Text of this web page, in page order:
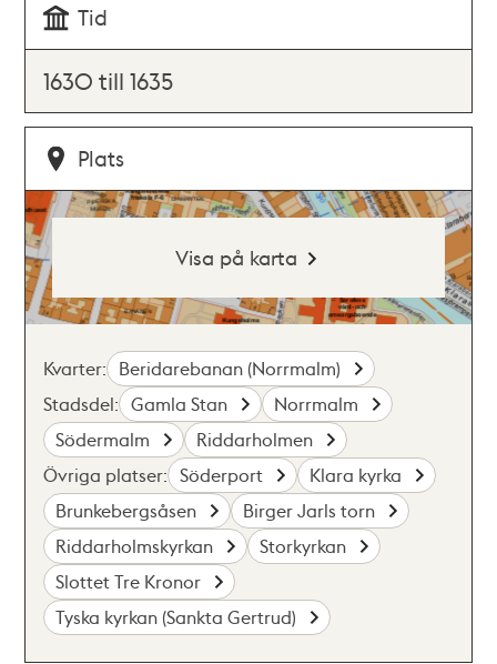
Tid
1630 till 1635
Plats
Visa på karta
Kvarter: Beridarebanan (Norrmalm)
Stadsdel: Gamla Stan
Norrmalm
Södermalm
Riddarholmen
Övriga platser: Söderport
Klara kyrka
Brunkebergsåsen
Birger Jarls torn
Riddarholmskyrkan
Storkyrkan
Slottet Tre Kronor
Tyska kyrkan (Sankta Gertrud)